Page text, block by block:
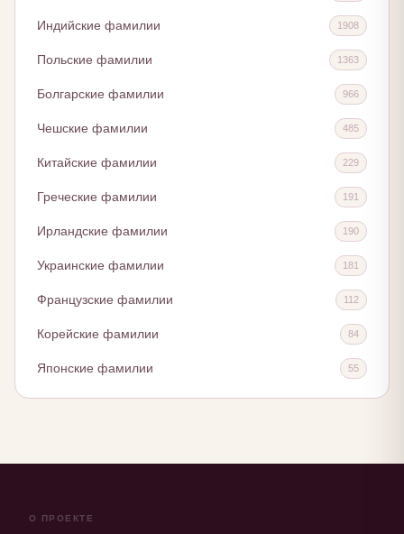
Индийские фамилии 1908
Польские фамилии 1363
Болгарские фамилии 966
Чешские фамилии 485
Китайские фамилии 229
Греческие фамилии 191
Ирландские фамилии 190
Украинские фамилии 181
Французские фамилии 112
Корейские фамилии 84
Японские фамилии 55
О ПРОЕКТЕ